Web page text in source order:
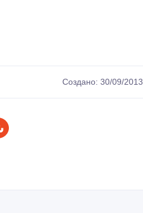
Создано: 30/09/2013